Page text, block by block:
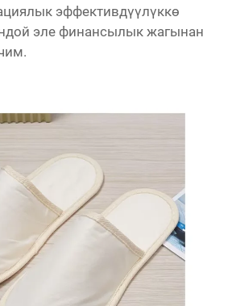
эффективдүүлүккө
эле финансылык жагынан